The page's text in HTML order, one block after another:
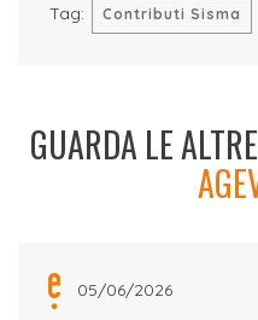
Tag: Contributi Sisma
GUARDA LE
05/06/2026